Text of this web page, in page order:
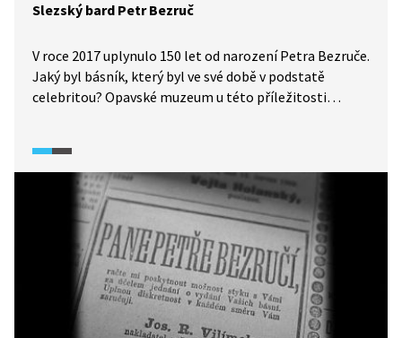
Slezský bard Petr Bezruč
V roce 2017 uplynulo 150 let od narození Petra Bezruče.
Jaký byl básník, který byl ve své době v podstatě
celebritou? Opavské muzeum u této příležitosti
Kurátorka výstavy vysvětluje, jak k tomu vlastně došlo.